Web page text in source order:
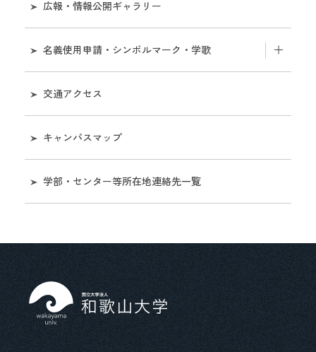
経営協議会
学部・センター等所在地連絡先一覧
財務
評価・監査に関する情報
状況報告書等に関する情報
学長選考
独立行政法人等の役員に就いている退職公務員等
の状況等について
広報・情報公開ギャラリー
名義使用申請・シンボルマーク・学歌
名義使用申請について
表現システムマニュアル］
学歌
交通アクセス
キャンパスマップ
学部・センター等所在地連絡先一覧